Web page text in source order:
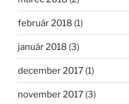
február 2018 (1)
január 2018 (3)
december 2017 (1)
november 2017 (3)